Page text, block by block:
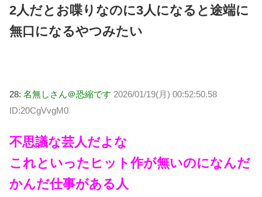
2人だとお喋りなのに3人になると途端に
無口になるやつみたい
28: 名無しさん＠恐縮です 2026/01/19(月) 00:52:50.58
ID:20CgVvgM0
不思議な芸人だよな
これといったヒット作が無いのになんだ
かんだ仕事がある人